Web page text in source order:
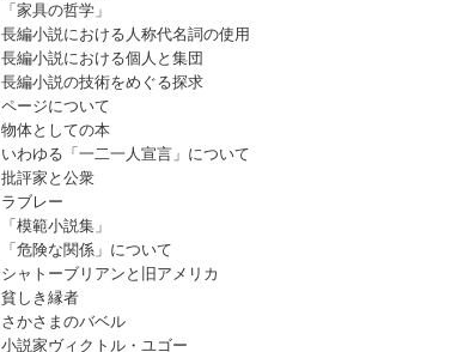
「家具の哲学」
長編小説における人称代名詞の使用
長編小説における個人と集団
長編小説の技術をめぐる探求
ページについて
物体としての本
いわゆる「一二一人宣言」について
批評家と公衆
ラブレー
「模範小説集」
「危険な関係」について
シャトーブリアンと旧アメリカ
貧しき縁者
さかさまのバベル
小説家ヴィクトル・ユゴー